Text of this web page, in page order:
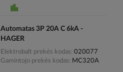
Automatas 3P 20A C 6kA -
HAGER
Elektrobalt prekės kodas 020077
Gamintojo prekės kodas
MC320A